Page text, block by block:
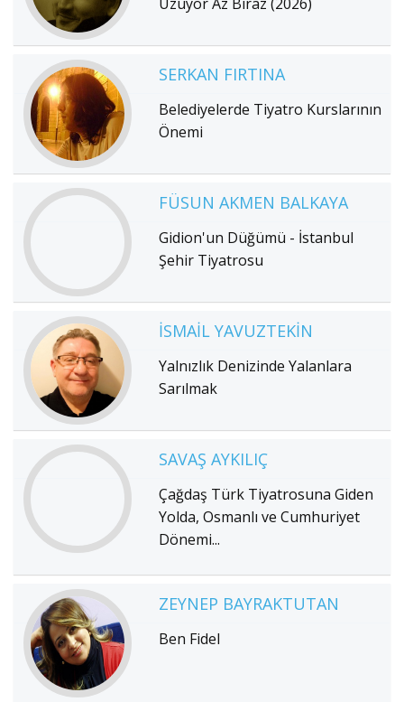
SERKAN FIRTINA
Belediyelerde Tiyatro Kurslarının
Önemi
FÜSUN AKMEN BALKAYA
Gidion'un Düğümü - İstanbul
Şehir Tiyatrosu
İSMAIL YAVUZTEKIN
Yalnızlık Denizinde Yalanlara
Sarılmak
SAVAŞ AYKILIÇ
Çağdaş Türk Tiyatrosuna Giden
Yolda, Osmanlı ve Cumhuriyet
Dönemi...
ZEYNEP BAYRAKTUTAN
Ben Fidel